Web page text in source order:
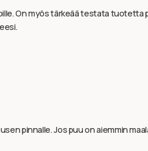
On myös tärkeää testata
pinnalle. Jos puu on aiemmin